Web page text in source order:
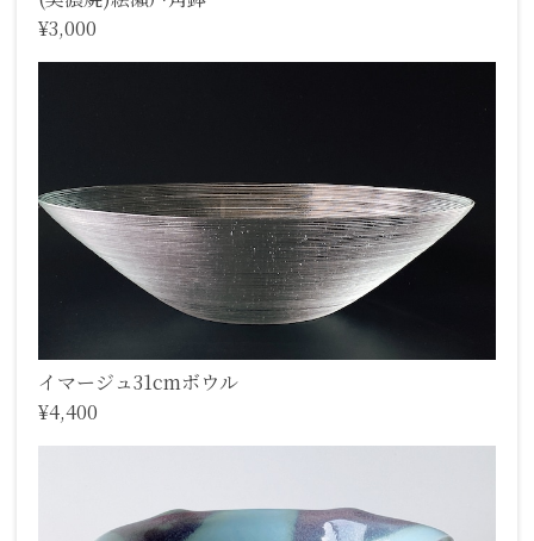
¥3,000
イマージュ31cmボウル
¥4,400